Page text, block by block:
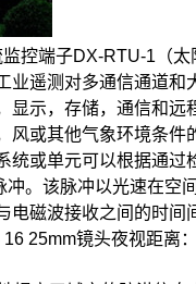
控端子DX-RTU-1（太
遥测对多通信通道和
示，存储，通信和远
或其他气象环境条件
或单元可以根据通
。该脉冲以光速在空
磁波接收之间的时间
25mm镜头夜视距离